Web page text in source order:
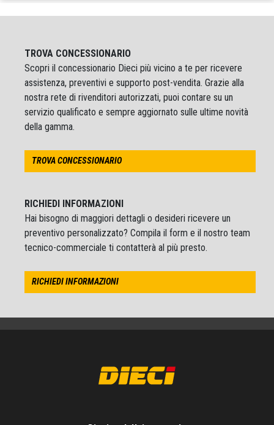
TROVA CONCESSIONARIO
Scopri il concessionario Dieci più vicino a te per ricevere
assistenza, preventivi e supporto post-vendita. Grazie alla
nostra rete di rivenditori autorizzati, puoi contare su un
servizio qualificato e sempre aggiornato sulle ultime novità
della gamma.
TROVA CONCESSIONARIO
RICHIEDI INFORMAZIONI
Hai bisogno di maggiori dettagli o desideri ricevere un
preventivo personalizzato? Compila il form e il nostro team
tecnico-commerciale ti contatterà al più presto.
RICHIEDI INFORMAZIONI